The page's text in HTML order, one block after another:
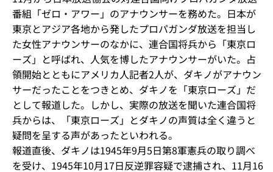
番組「ゼロ・アワー」のアナウンサーを務めた。日本が
東京とアジア各地から発したプロパガンダ放送を担当し
た女性アナウンサーのなかに、連合国将兵から「東京ロ
ーズ」と呼ばれ、人気を博したアナウンサーがいた。占
領開始とともにアメリカ人記者2人が、ダキノがアナウン
サーだったことをつきとめ、ダキノを「東京ローズ」だ
として報道した。しかし、実際の放送を聞いた連合国将
兵からは、「東京ローズ」とダキノの声質は全く違うと
疑問を呈する声があったといわれる。
報道直後、ダキノは1945年9月5日第8軍憲兵の取り調べ
を受け、1945年10月17日反逆罪容疑で逮捕され、11月16